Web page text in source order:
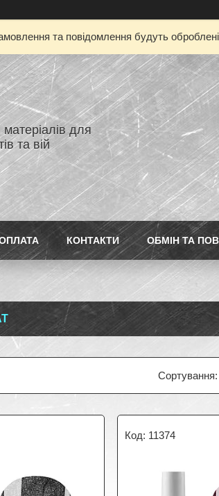
та повідомлення будуть
матеріалів для
та вій
КОНТАКТИ ОБМІН ТА
11374